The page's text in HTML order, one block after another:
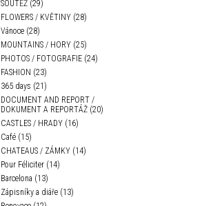
SOUTĚŽ (29)
FLOWERS / KVĚTINY (28)
Vánoce (28)
MOUNTAINS / HORY (25)
PHOTOS / FOTOGRAFIE (24)
FASHION (23)
365 days (21)
DOCUMENT AND REPORT /
DOKUMENT A REPORTÁŽ (20)
CASTLES / HRADY (16)
Café (15)
CHATEAUS / ZÁMKY (14)
Pour Féliciter (14)
Barcelona (13)
Zápisníky a diáře (13)